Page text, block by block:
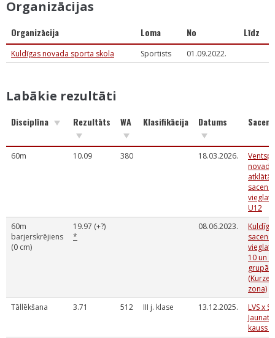
Organizācijas
Organizācija Loma No Līdz
Kuldīgas novada sporta skola Sportists 01.09.2022.
Labākie rezultāti
Disciplīna Rezultāts WA Klasifikācija Datums
60m 10.09 380 18.03.2026.
novada
atklātās
U12
60m
barjerskrējiens
(0 cm)
19.97 (+?)
*
08.06.2023.
10 un
grupām
zona)
Tāllēkšana
3.71 512 III j. klase 13.12.2025.
LVS x
kauss